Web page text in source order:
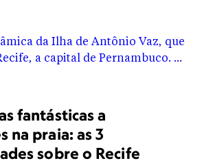
fantásticas a
na praia: as 3
sobre o Recife